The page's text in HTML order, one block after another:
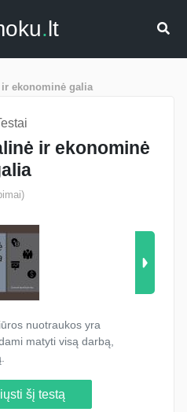
.lt
ekonominė galia
ir ekonominė
nuotraukos yra
matyti visą darbą,
šį testą